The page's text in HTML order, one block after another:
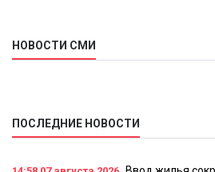
НОВОСТИ СМИ
ПОСЛЕДНИЕ НОВОСТИ